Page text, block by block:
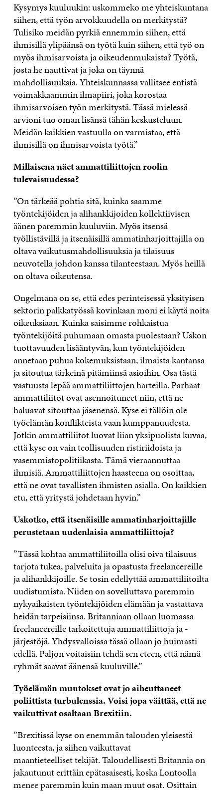
Kysymys kuuluukin: uskommeko me yhteiskuntana
siihen, että työn arvokkuudella on merkitystä?
Tulisiko meidän pyrkiä ennemmin siihen, että
ihmisillä ylipäänsä on työtä kuin siihen, että työ on
myös ihmisarvoista ja oikeudenmukaista? Työtä,
josta he nauttivat ja joka on täynnä
mahdollisuuksia. Yhteiskunnassa vallitsee entistä
voimakkaammin ilmapiiri, joka korostaa
ihmisarvoisen työn merkitystä. Tässä mielessä
arvioni tuo oman lisänsä tähän keskusteluun.
Meidän kaikkien vastuulla on varmistaa, että
ihmisillä on ihmisarvoista työtä.”
Millaisena näet ammattiliittojen roolin
tulevaisuudessa?
”On tärkeää pohtia sitä, kuinka saamme
työntekijöiden ja alihankkijoiden kollektiivisen
äänen paremmin kuuluviin. Myös itsensä
työllistävillä ja itsenäisillä ammatinharjoittajilla on
oltava vaikutusmahdollisuuksia ja tilaisuus
neuvotella johdon kanssa tilanteestaan. Myös heillä
on oltava oikeutensa.
Ongelmana on se, että edes perinteisessä yksityisen
sektorin palkkatyössä kovinkaan moni ei käytä noita
oikeuksiaan. Kuinka saisimme rohkaistua
työntekijöitä puhumaan omasta puolestaan? Uskon
tuottavuuden lisääntyvän, kun työntekijöiden
annetaan puhua kokemuksistaan, ilmaista kantansa
ja sitoutua tärkeinä pitämiinsä asioihin. Osa tästä
vastuusta lepää ammattiliittojen harteilla. Parhaat
ammattiliitot ovat asennoituneet niin, että ne
haluavat sitouttaa jäsenensä. Kyse ei tällöin ole
työelämän konflikteista vaan kumppanuudesta.
Jotkin ammattiliitot luovat liian yksipuolista kuvaa,
että kyse on vain teollisuuden ristiriidoista ja
vasemmistopolitiikasta. Tämä vieraannuttaa
ihmisiä. Ammattiliittojen haasteena on osoittaa,
että ne ovat tavallisten ihmisten asialla. On kaikkien
etu, että yritystä johdetaan hyvin.”
Uskotko, että itsenäisille ammatinharjoittajille
perustetaan uudenlaisia ammattiliittoja?
”Tässä kohtaa ammattiliitoilla olisi oiva tilaisuus
tarjota tukea, palveluita ja opastusta freelancereille
ja alihankkijoille. Se tosin edellyttää ammattiliitoilta
uudistumista. Niiden on sovelluttava paremmin
nykyaikaisten työntekijöiden elämään ja vastattava
heidän tarpeisiinsa. Britanniaan ollaan luomassa
freelancereille tarkoitettuja ammattiliittoja ja -
järjestöjä. Yhdysvalloissa tässä ollaan jo huimasti
edellä. Paljon voitaisiin tehdä sen eteen, että nämä
ryhmät saavat äänensä kuuluville.”
Työelämän muutokset ovat jo aiheuttaneet
poliittista turbulenssia. Voisi jopa väittää, että ne
vaikuttivat osaltaan Brexitiin.
”Brexitissä kyse on enemmän talouden yleisestä
luonteesta, ja siihen vaikuttavat
maantieteelliset tekijät. Taloudellisesti Britannia on
jakautunut erittäin epätasaisesti, koska Lontoolla
menee paremmin kuin maan muut osat. Osittain